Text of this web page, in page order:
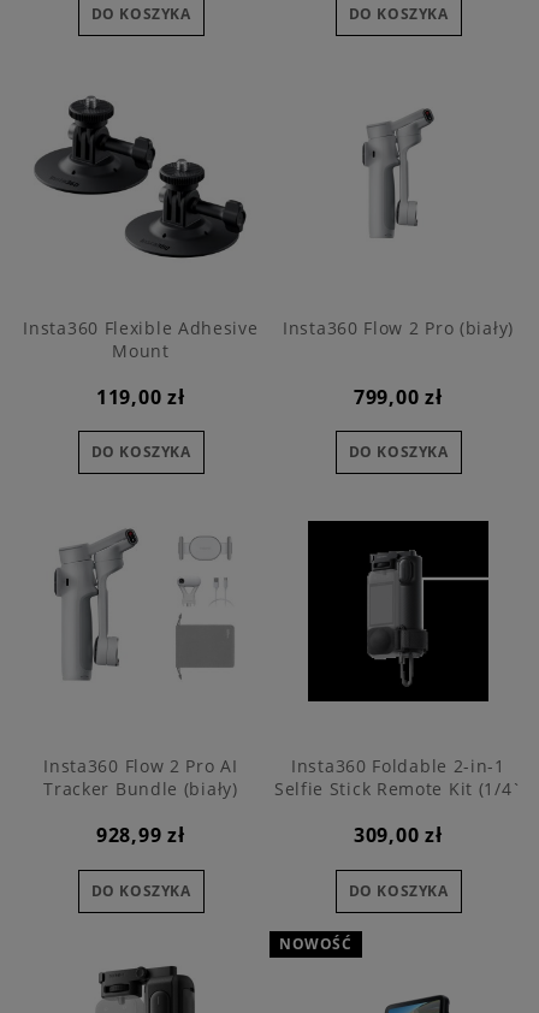
DO KOSZYKA DO KOSZYKA
Insta360 Flexible Adhesive
Mount
119,00 zł
DO KOSZYKA
Insta360 Flow 2 Pro (biały)
799,00 zł
DO KOSZYKA
Insta360 Flow 2 Pro AI
Tracker Bundle (biały)
928,99 zł
DO KOSZYKA
Insta360 Foldable 2-in-1
Selfie Stick Remote Kit (1/4`
309,00 zł
DO KOSZYKA
NOWOŚĆ